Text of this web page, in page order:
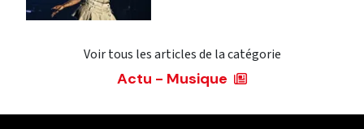
Voir tous les articles de la catégorie
Actu - Musique